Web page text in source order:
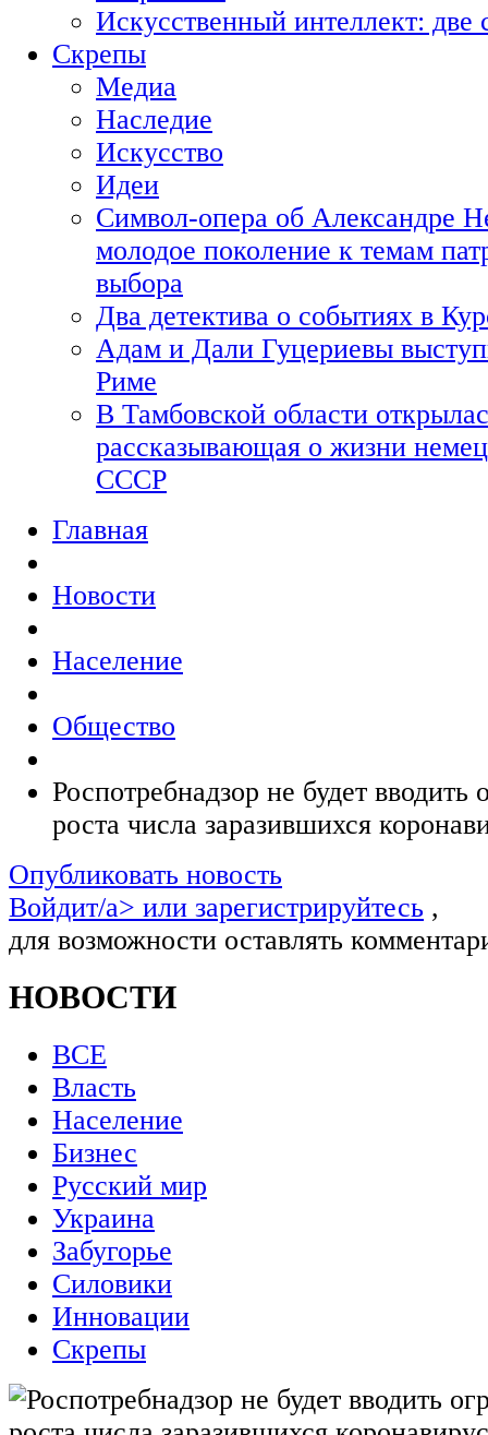
Искусственный интеллект:
Скрепы
Медиа
Наследие
Искусство
Идеи
Символ-опера об Александре
молодое поколение к темам
выбора
Два детектива о событиях в
Адам и Дали Гуцериевы
Риме
В Тамбовской области
рассказывающая о жизни
СССР
Главная
Новости
Население
Общество
Роспотребнадзор не будет
роста числа заразившихся
Опубликовать новость
Войдит/a> или зарегистрируйтесь ,
для возможности оставлять
НОВОСТИ
ВСЕ
Власть
Население
Бизнес
Русский мир
Украина
Забугорье
Силовики
Инновации
Скрепы